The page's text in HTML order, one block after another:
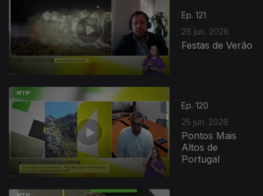
Ep. 121
26 jun. 2026
Festas de Verão
Ep. 120
25 jun. 2026
Pontos Mais
Altos de
Portugal